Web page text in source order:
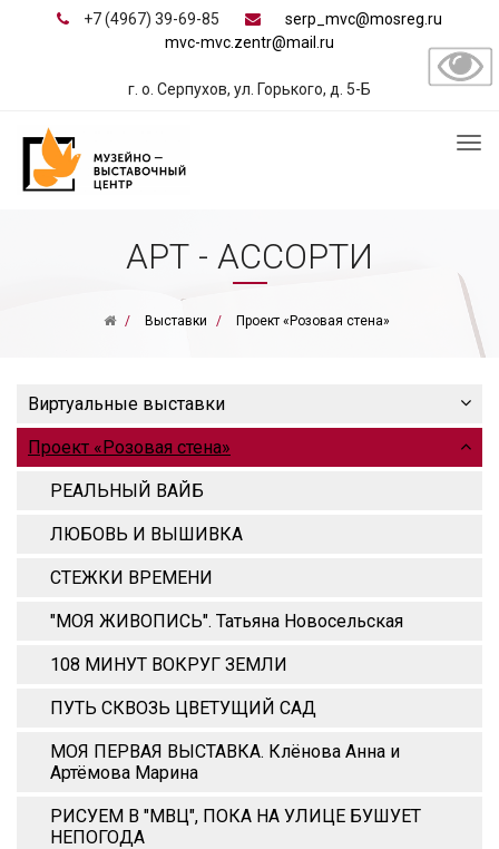
+7 (4967) 39-69-85
serp_mvc@mosreg.ru
mvc-mvc.zentr@mail.ru
г. о. Серпухов, ул. Горького, д. 5-Б
АРТ - АССОРТИ
Выставки Проект «Розовая стена»
Виртуальные выставки
Проект «Розовая стена»
РЕАЛЬНЫЙ ВАЙБ
ЛЮБОВЬ И ВЫШИВКА
СТЕЖКИ ВРЕМЕНИ
"МОЯ ЖИВОПИСЬ". Татьяна Новосельская
108 МИНУТ ВОКРУГ ЗЕМЛИ
ПУТЬ СКВОЗЬ ЦВЕТУЩИЙ САД
МОЯ ПЕРВАЯ ВЫСТАВКА. Клёнова Анна и
Артёмова Марина
РИСУЕМ В "МВЦ", ПОКА НА УЛИЦЕ БУШУЕТ
НЕПОГОДА